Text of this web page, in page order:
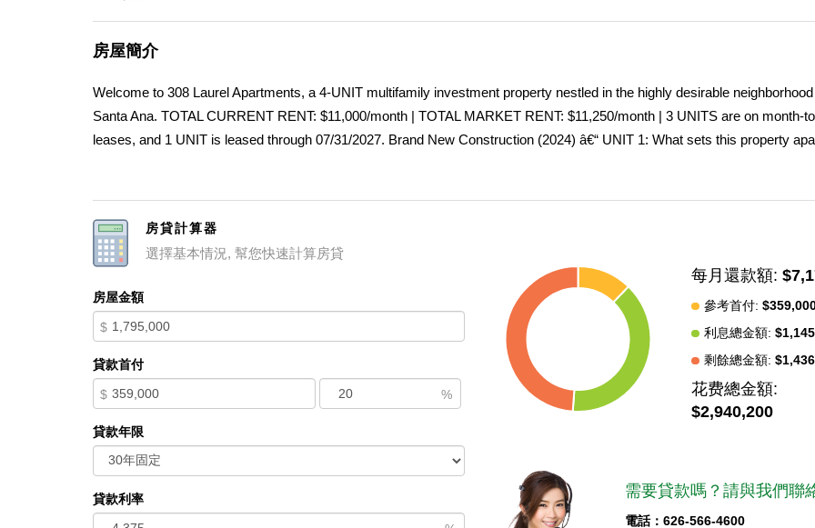
房屋簡介
Welcome to 308 Laurel Apartments, a 4-UNIT multifamily investment property nestled in the highly desirable
Santa Ana. TOTAL CURRENT RENT: $11,000/month | TOTAL MARKET RENT: $11,250/month | 3 UNITS are on month-
leases, and 1 UNIT is leased through 07/31/2027. Brand New Construction (2024) â€“ UNIT 1: What sets this property
new upgrades throughout. The property includes 3 units with 1-car garages, plus 4 driveway parking spots, providing
parking for residents. Each unit features in-unit washer/dryer hookups, A/C, modern cabinets, quartz countertops, high-
appliances, wood flooring, and recessed lighting. All tenants pay their own utilities, with gas and electricity individually
ensuring hassle-free maintenance and management. A perfect 1031-exchange opportunity, ideal for a homeowner seeking
additional rental income, or for investors looking for a turnkey, income-producing asset.
中
房貸計算器
選擇基本情況, 幫您快速計算房貸
房屋金額
$
貸款首付
$ %
貸款年限
貸款利率
每月還款額:
參考首付:
利息總金額:
剩餘總金額:
花费總金額:
$2,940,200
需要貸款嗎？請與我們聯
電話：626-566-4600